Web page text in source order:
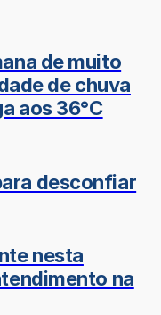
de muito
de chuva
aos 36°C
desconfiar
nesta
na